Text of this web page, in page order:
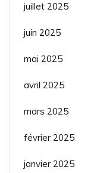
juillet 2025
juin 2025
mai 2025
avril 2025
mars 2025
février 2025
janvier 2025